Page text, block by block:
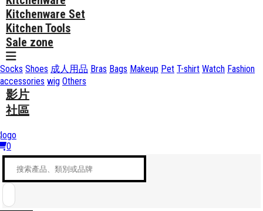
Kitchenware Set
Kitchen Tools
Sale zone
Socks Shoes 成人用品 Bras Bags Makeup Pet T-shirt Watch Fashion
accessories wig Others
影片
社區
0